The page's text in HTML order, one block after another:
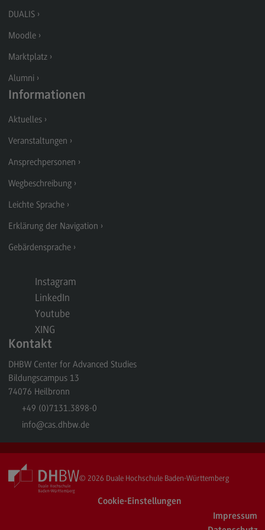
Modulangebot
Berufsperspektiven
Kontakt
Digital Business Management
Digital Business Management
Modulangebot
Berufsperspektiven
Kontakt
Digitalisierung in der Sozialen Arbeit
Digitalisierung in der Sozialen Arbeit
Modulangebot
Berufsperspektiven
Elektrotechnik und Informationstechnik
Elektrotechnik und Informationstechnik
Profil-O-Mat Elektrotechnik und
Informationstechnik
Rahmenbedingungen
Modulangebot
Berufsperspektiven
Kontakt
Entrepreneurship
Entrepreneurship
Modulangebot
DUALIS
Moodle
Marktplatz
Alumni
Informationen
Aktuelles
Veranstaltungen
Ansprechpersonen
Wegbeschreibung
Leichte Sprache
Erklärung der Navigation
Gebärdensprache
Instagram
LinkedIn
Youtube
XING
Kontakt
DHBW Center for Advanced Studies
Bildungscampus 13
74076 Heilbronn
+49 (0)7131.3898-0
info@cas.dhbw.de
© 2026 Duale Hochschule Baden-Württemberg
Cookie-Einstellungen
Impressum